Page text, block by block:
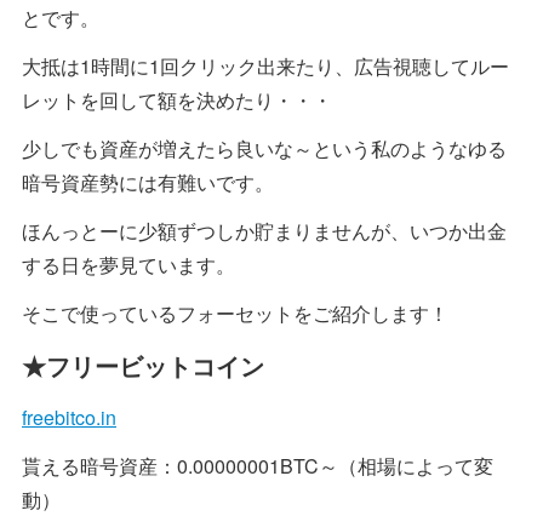
とです。
大抵は1時間に1回クリック出来たり、広告視聴してルー
レットを回して額を決めたり・・・
少しでも資産が増えたら良いな～という私のようなゆる
暗号資産勢には有難いです。
ほんっとーに少額ずつしか貯まりませんが、いつか出金
する日を夢見ています。
そこで使っているフォーセットをご紹介します！
★フリービットコイン
freebitco.in
貰える暗号資産：0.00000001BTC～（相場によって変
動）